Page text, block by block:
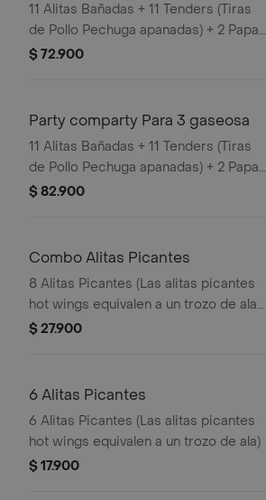
11 Alitas Bañadas + 11 Tenders (Tiras
de Pollo Pechuga apanadas) + 2 Papas
$ 72.900
Party comparty Para 3 gaseosa
11 Alitas Bañadas + 11 Tenders (Tiras
de Pollo Pechuga apanadas) + 2 Papas
Pequeñas + 1 Balde de Salsa 100g + 1
$ 82.900
Combo Alitas Picantes
8 Alitas Picantes (Las alitas picantes
hot wings equivalen a un trozo de ala)
+ 1 Papa Pequeña + 1 Gaseosa PET
$ 27.900
6 Alitas Picantes
6 Alitas Picantes (Las alitas picantes
hot wings equivalen a un trozo de ala)
$ 17.900